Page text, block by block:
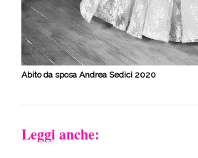
Abito da sposa Andrea Sedici 2020
Leggi anche: